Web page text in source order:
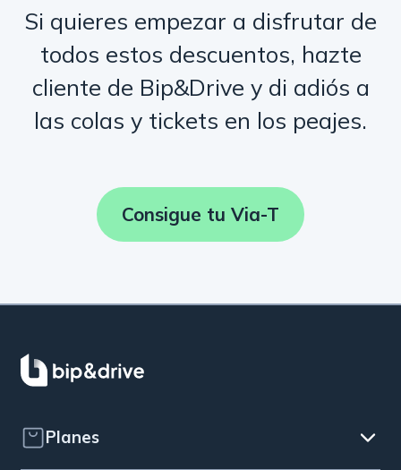
Si quieres empezar a disfrutar de
todos estos descuentos, hazte
cliente de Bip&Drive y di adiós a
las colas y tickets en los peajes.
Consigue tu Via-T
Planes